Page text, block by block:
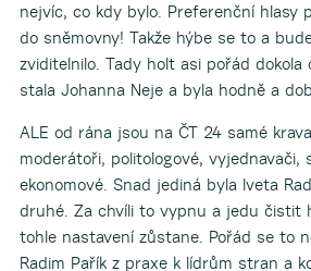
nejvíc, co kdy bylo. Preferenční hlasy
do sněmovny! Takže hýbe se to a
zviditelnilo. Tady holt asi pořád dokola
stala Johanna Neje a byla hodně a
ALE od rána jsou na ČT 24 samé
moderátoři, politologové, vyjednavači,
ekonomové. Snad jediná byla Iveta
druhé. Za chvíli to vypnu a jedu čistit
tohle nastavení zůstane. Pořád se to
Radim Pařík z praxe k lídrům stran a